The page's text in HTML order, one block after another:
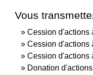
Vous
Cession d'actions
Cession d'actions
Cession d'actions
Donation